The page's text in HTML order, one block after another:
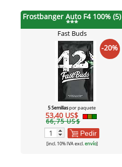
Frostbanger Auto F4 100% (5)
***
Fast Buds
-20%
5 Semillaspor paquete
53,40 US$
66,75 US$
Pedir
[incl. 10% IVA excl.envío]